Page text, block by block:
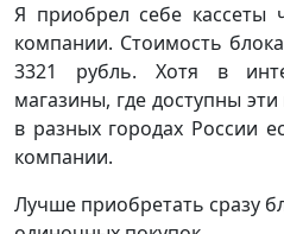
Я приобрел себе кассеты
компании. Стоимость
3321 рубль. Хотя в
магазины, где доступны
в разных городах России
компании.
Лучше приобретать сразу